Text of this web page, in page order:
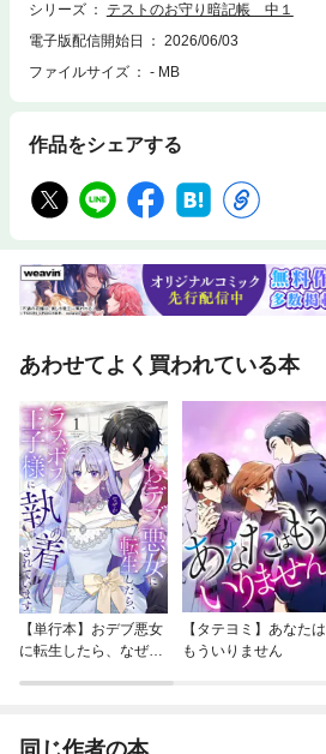
シリーズ
テストのお守り暗記帳 中１
電子版配信開始日
2026/06/03
ファイルサイズ
- MB
作品をシェアする
あわせてよく買われている本
【単行本】おデブ悪女
に転生したら、なぜか
【タテヨミ】あなたは
もういりません